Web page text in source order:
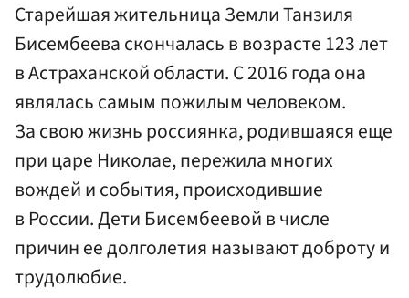
Старейшая жительница Земли Танзиля
Бисембеева скончалась в возрасте 123 лет
в Астраханской области. С 2016 года она
являлась самым пожилым человеком.
За свою жизнь россиянка, родившаяся еще
при царе Николае, пережила многих
вождей и события, происходившие
в России. Дети Бисембеевой в числе
причин ее долголетия называют доброту и
трудолюбие.